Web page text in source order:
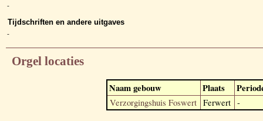
-
Tijdschriften en andere uitgaves
-
Orgel locaties
Naam gebouw Plaats
Verzorgingshuis Foswert Ferwert -